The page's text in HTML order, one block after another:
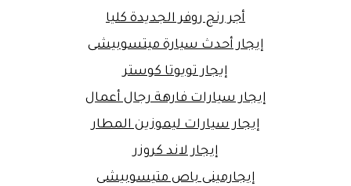
أجر رنج روفر الجديدة كليا
إيجار أحدث سيارة ميتسوبيشى
إيجار تويوتا كوستر
إيجار سيارات فارهة رجال أعمال
إيجار سيارات ليموزين المطار
إيجار لاند كروزر
إيجارمينى باص متيسوبيشى